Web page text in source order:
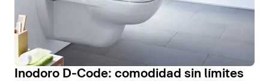
Inodoro D-Code: comodidad sin límites